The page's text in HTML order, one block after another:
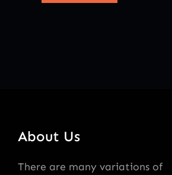
About Us
There are many variations of